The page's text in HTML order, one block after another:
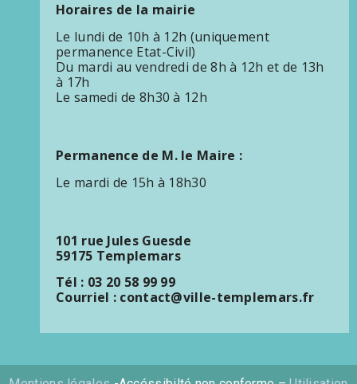
Horaires de la mairie
Le lundi de 10h à 12h (uniquement
permanence Etat-Civil)
Du mardi au vendredi de 8h à 12h et de 13h
à 17h
Le samedi de 8h30 à 12h
Permanence de M. le Maire :
Le mardi de 15h à 18h30
101 rue Jules Guesde
59175 Templemars
Tél : 03 20 58 99 99
Courriel : contact@ville-templemars.fr